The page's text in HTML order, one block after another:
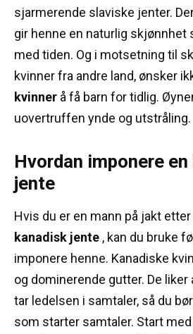
sjarmerende slaviske jenter.
gir henne en naturlig skjønnhet
med tiden. Og i motsetning til
kvinner fra andre land, ønsker
kvinner å få barn for tidlig.
uovertruffen ynde og utstråling.
Hvordan imponere
jente
Hvis du er en mann på jakt etter
kanadisk jente , kan du bruke
imponere henne. Kanadiske
og dominerende gutter. De liker
tar ledelsen i samtaler, så du
som starter samtaler. Start